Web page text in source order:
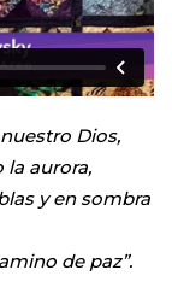
Obispa
Elaine
Stanovsky
Dios,
la aurora,
y en sombra
de paz”.